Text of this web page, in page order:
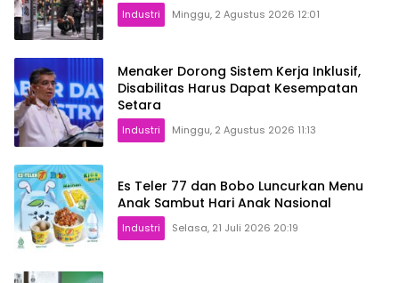
Industri Minggu, 2 Agustus 2026 12:01
Menaker Dorong Sistem Kerja Inklusif,
Disabilitas Harus Dapat Kesempatan
Setara
Industri Minggu, 2 Agustus 2026 11:13
Es Teler 77 dan Bobo Luncurkan Menu
Anak Sambut Hari Anak Nasional
Industri Selasa, 21 Juli 2026 20:19